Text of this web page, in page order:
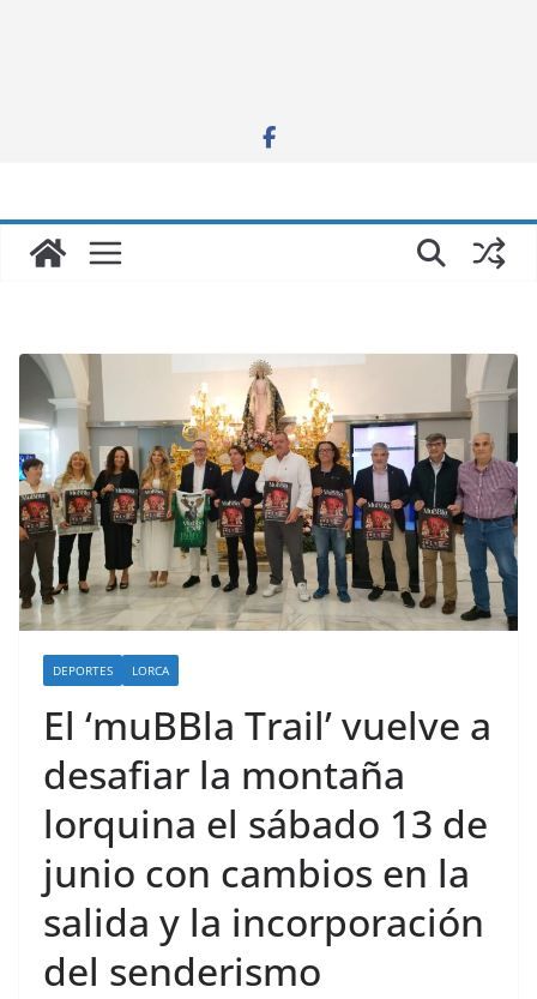
DEPORTES LORCA
El ‘muBBla Trail’ vuelve a
desafiar la montaña
lorquina el sábado 13 de
junio con cambios en la
salida y la incorporación
del senderismo